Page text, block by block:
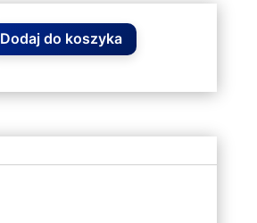
Dodaj do koszyka